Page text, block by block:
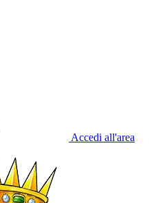
Accedi all'area